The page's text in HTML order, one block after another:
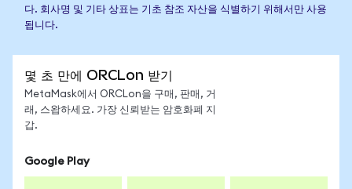
다. 회사명 및 기타 상표는 기초 참조 자산을 식별하기 위해서만 사용
됩니다.
몇 초 만에 ORCLon 받기
MetaMask에서 ORCLon을 구매, 판매, 거
래, 스왑하세요. 가장 신뢰받는 암호화폐 지
갑.
Google Play